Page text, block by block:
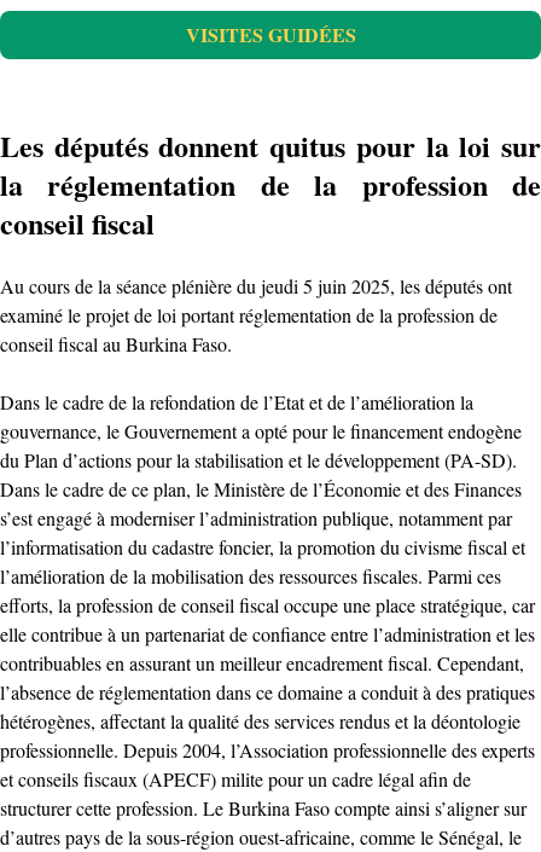
VISITES GUIDÉES
Les députés donnent quitus pour la loi sur
la réglementation de la profession de
conseil fiscal
Au cours de la séance plénière du jeudi 5 juin 2025, les députés ont
examiné le projet de loi portant réglementation de la profession de
conseil fiscal au Burkina Faso.
Dans le cadre de la refondation de l’Etat et de l’amélioration la
gouvernance, le Gouvernement a opté pour le financement endogène
du Plan d’actions pour la stabilisation et le développement (PA-SD).
Dans le cadre de ce plan, le Ministère de l’Économie et des Finances
s’est engagé à moderniser l’administration publique, notamment par
l’informatisation du cadastre foncier, la promotion du civisme fiscal et
l’amélioration de la mobilisation des ressources fiscales. Parmi ces
efforts, la profession de conseil fiscal occupe une place stratégique, car
elle contribue à un partenariat de confiance entre l’administration et les
contribuables en assurant un meilleur encadrement fiscal. Cependant,
l’absence de réglementation dans ce domaine a conduit à des pratiques
hétérogènes, affectant la qualité des services rendus et la déontologie
professionnelle. Depuis 2004, l’Association professionnelle des experts
et conseils fiscaux (APECF) milite pour un cadre légal afin de
structurer cette profession. Le Burkina Faso compte ainsi s’aligner sur
d’autres pays de la sous-région ouest-africaine, comme le Sénégal, le